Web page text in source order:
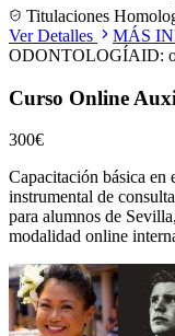
Titulaciones
Ver Detalles
MÁS
ODONTOLOGÍAID:
Curso Online
300€
Capacitación básica en
instrumental de
para alumnos de
modalidad online